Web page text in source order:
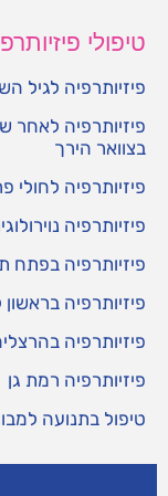
טיפולי
פיזיותרפיה לגיל
פיזיותרפיה לאחר
בצוואר הירך
פיזיותרפיה לחולי
פיזיותרפיה
פיזיותרפיה בפתח
פיזיותרפיה בראשון
פיזיותרפיה
פיזיותרפיה רמת גן
טיפול בתנועה